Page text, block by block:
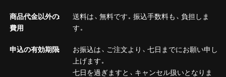
商品代金以外の
費用
送料は、無料です。振込手数料も、負担しま
す。
申込の有効期限
お振込は、ご注文より、七日までにお願い申し
上げます。
七日を過ぎますと、キャンセル扱いとなりま